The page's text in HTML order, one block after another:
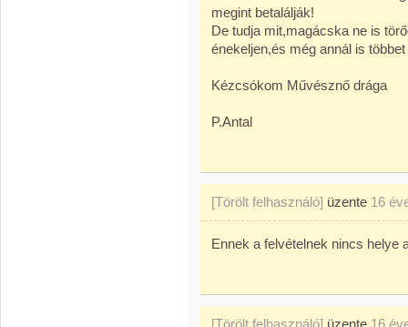
megint betalálják!
De tudja mit,magácska ne is
énekeljen,és még annál is
Kézcsókom Művésznő drága
P.Antal
[Törölt felhasználó] üzente 16
Ennek a felvételnek nincs helye
[Törölt felhasználó] üzente 16